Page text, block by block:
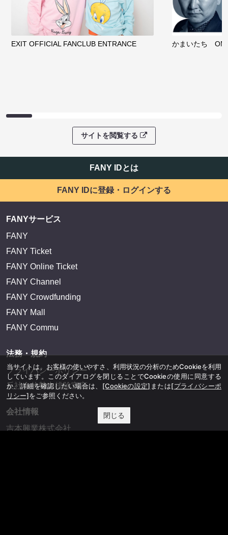
EXIT OFFICIAL FANCLUB ENTRANCE かまいたち
サイトを閲覧する
FANY IDとは
FANY IDに登録・ログインする
FANYサービス
FANY
FANY Ticket
FANY Online Ticket
FANY Channel
FANY Crowdfunding
FANY Mall
FANY Commu
法務・規約
プライバシーポリシー
反社会的勢力排除宣言
会社情報
吉本興業株式会社
当サイトは、お客様の使いやすさ、利用状況の分析のためCookieを利用
しています。このダイアログを閉じることでCookieの使用に同意する
か、詳細を確認したい場合は、 [Cookieの設定] または[プライバシーポ
リシー]をご参照ください。
閉じる